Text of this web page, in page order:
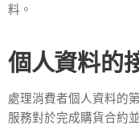
料。
個人資料的
處理消費者個人資料的
服務對於完成購貨合約